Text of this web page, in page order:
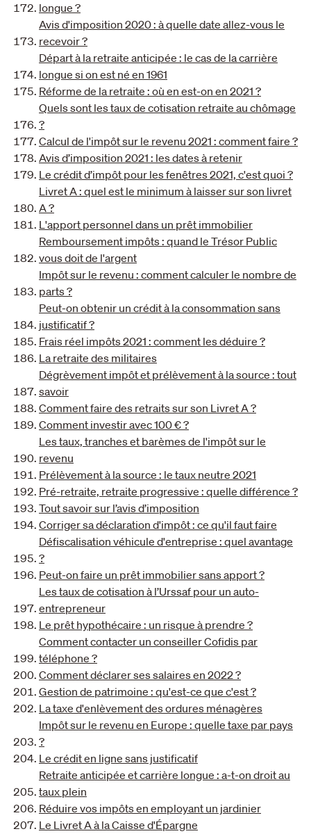
longue ?
Avis d'imposition 2020 : à quelle date allez-vous le
recevoir ?
Départ à la retraite anticipée : le cas de la carrière
longue si on est né en 1961
Réforme de la retraite : où en est-on en 2021 ?
Quels sont les taux de cotisation retraite au chômage
?
Calcul de l'impôt sur le revenu 2021 : comment faire ?
Avis d’imposition 2021 : les dates à retenir
Le crédit d’impôt pour les fenêtres 2021, c'est quoi ?
Livret A : quel est le minimum à laisser sur son livret
A ?
L'apport personnel dans un prêt immobilier
Remboursement impôts : quand le Trésor Public
vous doit de l'argent
Impôt sur le revenu : comment calculer le nombre de
parts ?
Peut-on obtenir un crédit à la consommation sans
justificatif ?
Frais réel impôts 2021 : comment les déduire ?
La retraite des militaires
Dégrèvement impôt et prélèvement à la source : tout
savoir
Comment faire des retraits sur son Livret A ?
Comment investir avec 100 € ?
Les taux, tranches et barèmes de l'impôt sur le
revenu
Prélèvement à la source : le taux neutre 2021
Pré-retraite, retraite progressive : quelle différence ?
Tout savoir sur l’avis d’imposition
Corriger sa déclaration d'impôt : ce qu'il faut faire
Défiscalisation véhicule d'entreprise : quel avantage
?
Peut-on faire un prêt immobilier sans apport ?
Les taux de cotisation à l’Urssaf pour un auto-
entrepreneur
Le prêt hypothécaire : un risque à prendre ?
Comment contacter un conseiller Cofidis par
téléphone ?
Comment déclarer ses salaires en 2022 ?
Gestion de patrimoine : qu'est-ce que c'est ?
La taxe d'enlèvement des ordures ménagères
Impôt sur le revenu en Europe : quelle taxe par pays
?
Le crédit en ligne sans justificatif
Retraite anticipée et carrière longue : a-t-on droit au
taux plein
Réduire vos impôts en employant un jardinier
Le Livret A à la Caisse d'Épargne